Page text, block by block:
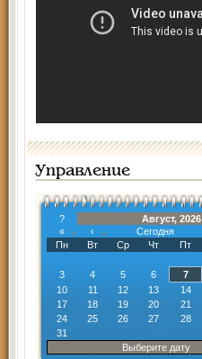
Управление
?
Август, 2026
«
‹ Сегодня
Пн
Вт Ср Чт Пт
3
4 5 6 7
10
11 12 13 14
17
18 19 20 21
24
25 26 27 28
31
Выберите дату